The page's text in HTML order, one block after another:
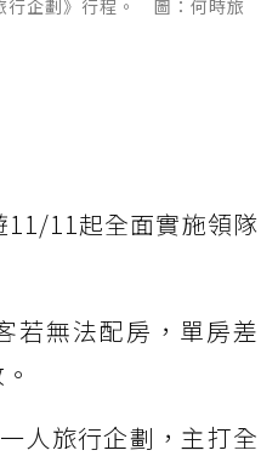
行企劃》行程。 圖：何時旅
11/11起全面實施領隊
若無法配房，單房差
人旅行企劃，主打全